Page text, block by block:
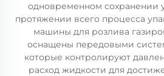
одновременном сохранении
протяжении всего процесса
машины для розлива
оснащены передовыми
которые контролируют
расход жидкости для